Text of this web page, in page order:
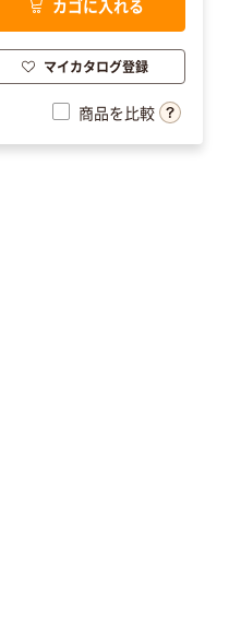
カゴに入れる
マイカタログ登録
商品を比較